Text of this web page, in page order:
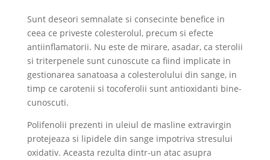
Sunt deseori semnalate si consecinte benefice in
ceea ce priveste colesterolul, precum si efecte
antiinflamatorii. Nu este de mirare, asadar, ca sterolii
si triterpenele sunt cunoscute ca fiind implicate in
gestionarea sanatoasa a colesterolului din sange, in
timp ce carotenii si tocoferolii sunt antioxidanti bine-
cunoscuti.
Polifenolii prezenti in uleiul de masline extravirgin
protejeaza si lipidele din sange impotriva stresului
oxidativ. Aceasta rezulta dintr-un atac asupra